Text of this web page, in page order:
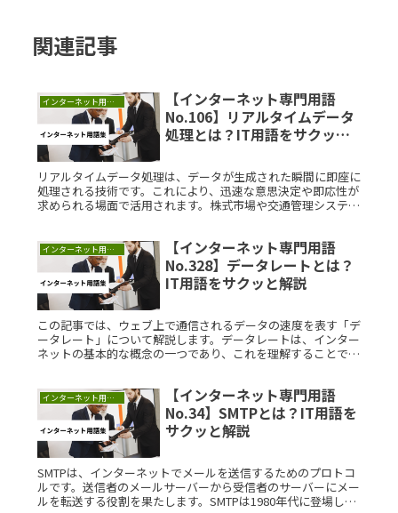
関連記事
インターネット用語集
【インターネット専門用語
No.106】リアルタイムデータ
処理とは？IT用語をサクッと
リアルタイムデータ処理は、データが生成された瞬間に即座に
処理される技術です。これにより、迅速な意思決定や即応性が
求められる場面で活用されます。株式市場や交通管理システム
ッジコンピューティングなどの技術が注目されています。
インターネット用語集
【インターネット専門用語
No.328】データレートとは？
IT用語をサクッと解説
この記事では、ウェブ上で通信されるデータの速度を表す「デ
ータレート」について解説します。データレートは、インター
ネットの基本的な概念の一つであり、これを理解することでよ
インターネット用語集
【インターネット専門用語
No.34】SMTPとは？IT用語を
サクッと解説
SMTPは、インターネットでメールを送信するためのプロトコ
ルです。送信者のメールサーバーから受信者のサーバーにメー
ルを転送する役割を果たします。SMTPは1980年代に登場し、